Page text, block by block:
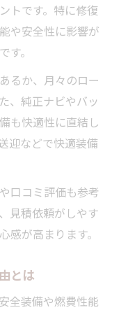
トです。特に修復
や安全性に影響が
。
るか、月々のロー
、純正ナビやバッ
も快適性に直結し
迎などで快適装備
口コミ評価も参考
見積依頼がしやす
感が高まります。
とは
全装備や燃費性能